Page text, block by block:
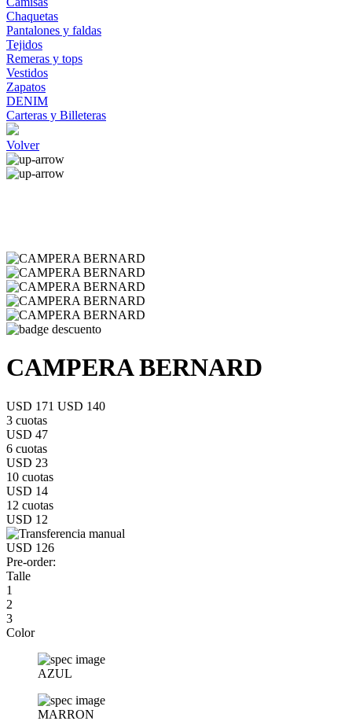
Chaquetas
Pantalones y faldas
Tejidos
Remeras y tops
Vestidos
Zapatos
DENIM
Carteras y Billeteras
Volver
CAMPERA BERNARD
USD 171 USD 140
3 cuotas
USD 47
6 cuotas
USD 23
10 cuotas
USD 14
12 cuotas
USD 12
USD 126
Pre-order:
Talle
1
2
3
Color
AZUL
MARRON